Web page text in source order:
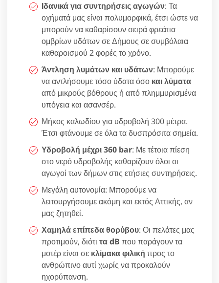
Ιδανικά για συντηρήσεις αγωγών: Τα
οχήματά μας είναι πολυμορφικά, έτσι ώστε να
μπορούν να καθαρίσουν σειρά φρεάτια
ομβρίων υδάτων σε Δήμους σε συμβόλαια
καθαροισμού 2 φορές το χρόνο.
Άντληση λυμάτων και υδάτων: Μπορούμε
να αντλήσουμε τόσο ύδατα όσο και λύματα
από μικρούς βόθρους ή από πλημμυρισμένα
υπόγεια και ασανσέρ.
Μήκος καλωδίου για υδροβολή 300 μέτρα.
Έτσι φτάνουμε σε όλα τα δυσπρόσιτα σημεία.
Υδροβολή μέχρι 360 bar: Με τέτοια πίεση
στο νερό υδροβολής καθαρίζουν όλοι οι
αγωγοί των δήμων στις ετήσιες συντηρήσεις.
Μεγάλη αυτονομία: Μπορούμε να
λειτουργήσουμε ακόμη και εκτός Αττικής, αν
μας ζητηθεί.
Χαμηλά επίπεδα θορύβου: Οι πελάτες μας
προτιμούν, διότι τα dB που παράγουν τα
μοτέρ είναι σε κλίμακα φιλική προς το
ανθρώπινο αυτί χωρίς να προκαλούν
ηχορύπανση.